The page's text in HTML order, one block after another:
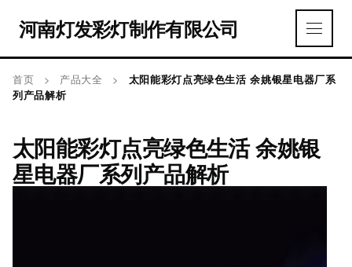
河南灯发彩灯制作有限公司
首页 > 产品大全 >
太阳能彩灯点亮绿色生活 余姚银星电器厂系
列产品解析
太阳能彩灯点亮绿色生活 余姚银
星电器厂系列产品解析